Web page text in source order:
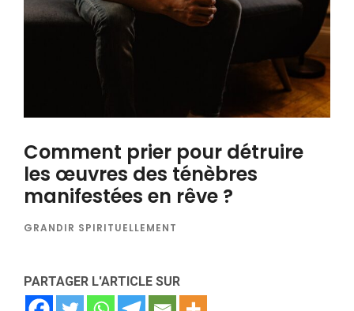
Comment prier pour détruire
les œuvres des ténèbres
manifestées en rêve ?
GRANDIR SPIRITUELLEMENT
PARTAGER L'ARTICLE SUR